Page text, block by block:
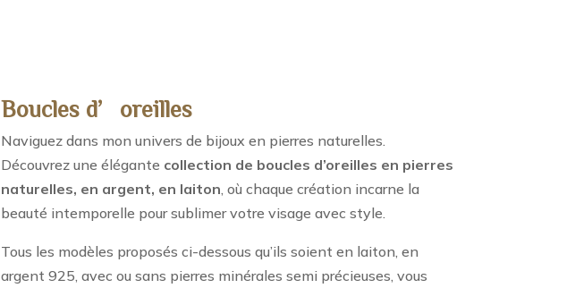
Boucles d’oreilles
Naviguez dans mon univers de bijoux en pierres naturelles.
Découvrez une élégante collection de boucles d’oreilles en pierres
naturelles, en argent, en laiton, où chaque création incarne la
beauté intemporelle pour sublimer votre visage avec style.
Tous les modèles proposés ci-dessous qu’ils soient en laiton, en
argent 925, avec ou sans pierres minérales semi précieuses, vous